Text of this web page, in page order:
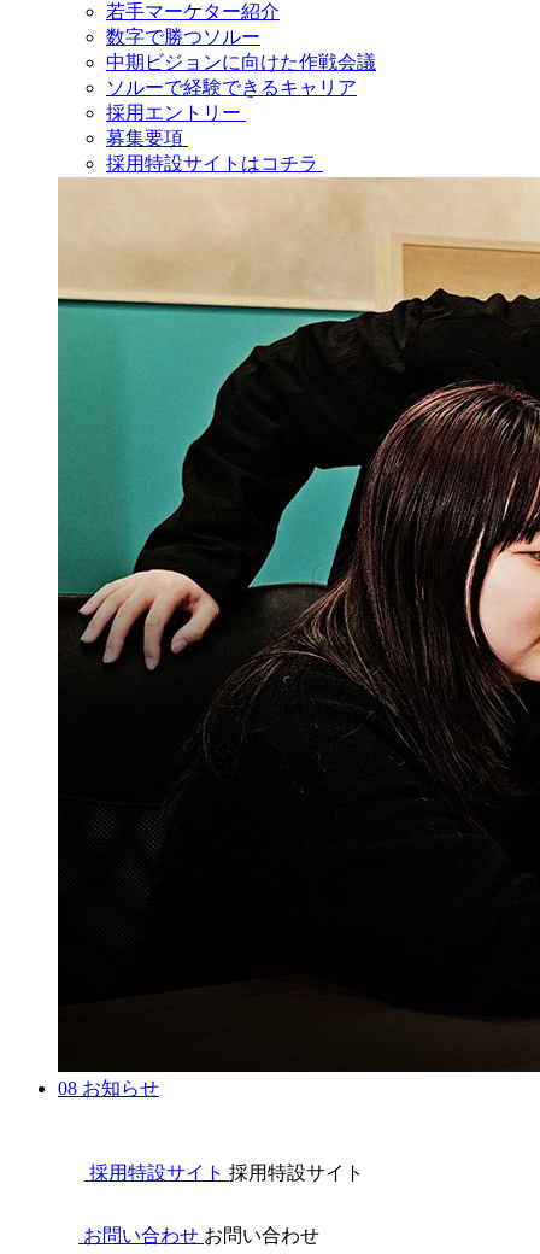
若手マーケター紹介
数字で勝つソルー
中期ビジョンに向けた作戦会議
ソルーで経験できるキャリア
採用エントリー
募集要項
採用特設サイトはコチラ
08 お知らせ
採用特設サイト 採用特設サイト
お問い合わせ お問い合わせ